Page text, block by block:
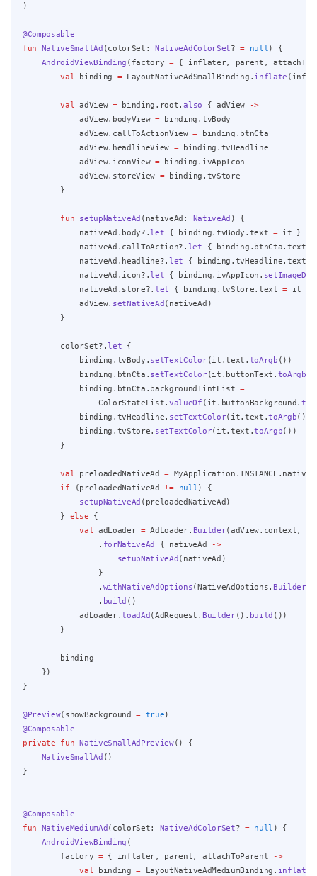
)
@Composable
fun NativeSmallAd (colorSet: NativeAdColorSet? = null) {
AndroidViewBinding (factory = { inflater, parent,
val binding = LayoutNativeAdSmallBinding. inflate
val adView = binding.root.also { adView
->
            adView.bodyView
= binding.tvBody
            adView.callToActionView
= binding.btnCta
            adView.headlineView
= binding.tvHeadline
            adView.iconView
= binding.ivAppIcon
            adView.storeView
= binding.tvStore
        }
fun setupNativeAd (nativeAd: NativeAd ) {
            nativeAd.body?.
let { binding.tvBody.text = it }
            nativeAd.callToAction?.
let { binding.btnCta.text
            nativeAd.headline?.
let { binding.tvHeadline.text
            nativeAd.icon?.
let { binding.ivAppIcon.
            nativeAd.store?.
let { binding.tvStore.text = it }
            adView.
setNativeAd (nativeAd)
        }
        colorSet?.
let {
            binding.tvBody.
setTextColor(it.text. toArgb ())
            binding.btnCta.
setTextColor(it.buttonText. toArgb
            binding.btnCta.backgroundTintList
=
                ColorStateList.
valueOf (it.buttonBackground.
            binding.tvHeadline.
setTextColor(it.text.toArgb())
            binding.tvStore.
setTextColor(it.text.toArgb())
        }
val preloadedNativeAd =
if (preloadedNativeAd != null) {
setupNativeAd (preloadedNativeAd)
        }
else {
val adLoader = AdLoader. Builder(adView.context,
                .
forNativeAd { nativeAd
->
setupNativeAd (nativeAd)
                }
                .
withNativeAdOptions(NativeAdOptions. Builder
                .
build ()
            adLoader.
loadAd (AdRequest. Builder(). build ())
        }
        binding
    })
}
@Preview(showBackground = true)
@Composable
private fun NativeSmallAdPreview() {
NativeSmallAd ()
}
@Composable
fun NativeMediumAd (colorSet: NativeAdColorSet? = null ) {
AndroidViewBinding (
        factory
= { inflater, parent, attachToParent
->
val binding = LayoutNativeAdMediumBinding. inflate